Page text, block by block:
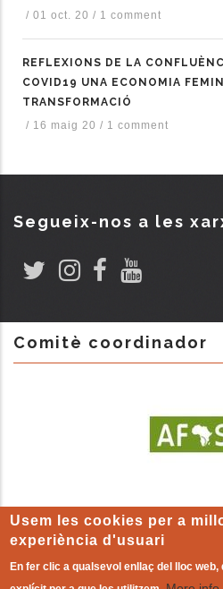
/ 01 oct. 20 / 1 comment
REFLEXIONS DE LA
COVID19 UNA ECONOMIA
TRANSFORMACIÓ
/ 16 maig 20 / 1 comment
Segueix-nos a les
Comitè coordinador
Usem les cookies per a
experiència d'usuari
En fer clic a qualsevol enllaç del lloc